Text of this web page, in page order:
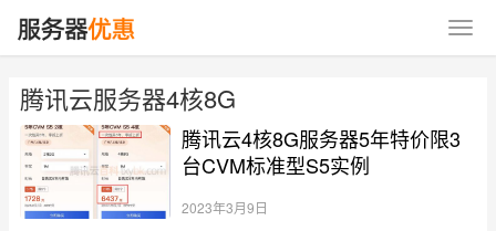
腾讯云服务器4核8G
腾讯云4核8G服务器5年特价限3
台CVM标准型S5实例
2023年3月9日